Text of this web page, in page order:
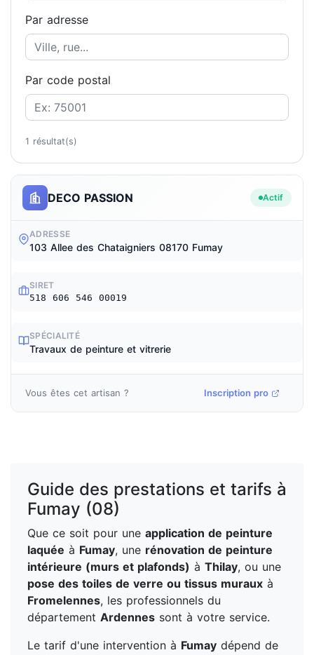
DECO PASSION Actif
ADRESSE
103 Allee des Chataigniers 08170 Fumay
SIRET
518 606 546 00019
SPÉCIALITÉ
Travaux de peinture et vitrerie
Vous êtes cet artisan ? Inscription pro
Par adresse
Par code postal
1 résultat(s)
Guide des prestations et tarifs à
Fumay (08)
Que ce soit pour une application de peinture
laquée à Fumay, une rénovation de peinture
intérieure (murs et plafonds) à Thilay, ou une
pose des toiles de verre ou tissus muraux à
Fromelennes, les professionnels du
département Ardennes sont à votre service.
Le tarif d'une intervention à Fumay dépend de